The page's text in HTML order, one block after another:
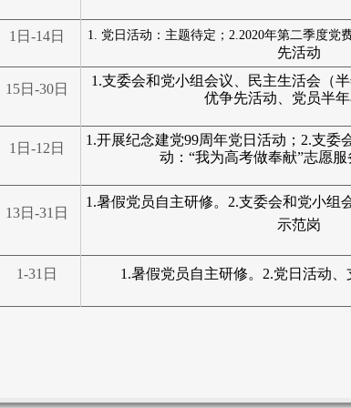
1 日-14日 1. 党日活动：主题待定；2.2020年第二季度党
先活动
15日-30日
1.支委会和党小组会议 、民主生活会（
优争先活动、 党员半年
1 日-12日
1.开展纪念建党99周年党日活动；2.支委
动：“我为高考做奉献”志愿服
13日-31日
1.暑假党员自主研修。 2.支委会和党小组
示范岗
1-31 日 1.暑假党员自主研修。 2.党日活动、